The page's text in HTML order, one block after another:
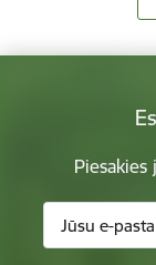
Piesakies